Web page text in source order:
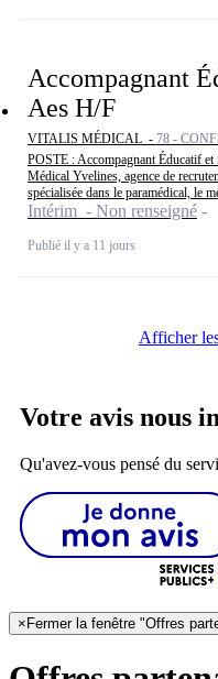
Accompagnant
Aes H/F
VITALIS MÉDICAL - 78 -
POSTE : Accompagnant Éducatif
Médical Yvelines, agence de
spécialisée dans le paramédical, le
Intérim - Non renseigné
Publié il y a 11 jours
Afficher
Votre avis nous
Qu'avez-vous pensé du
×Fermer la fenêtre "Offres